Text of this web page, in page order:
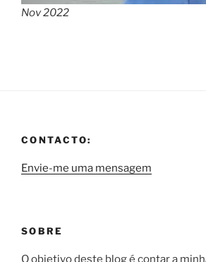
Nov 2022
CONTACTO:
Envie-me uma mensagem
SOBRE
O objetivo deste blog é contar a